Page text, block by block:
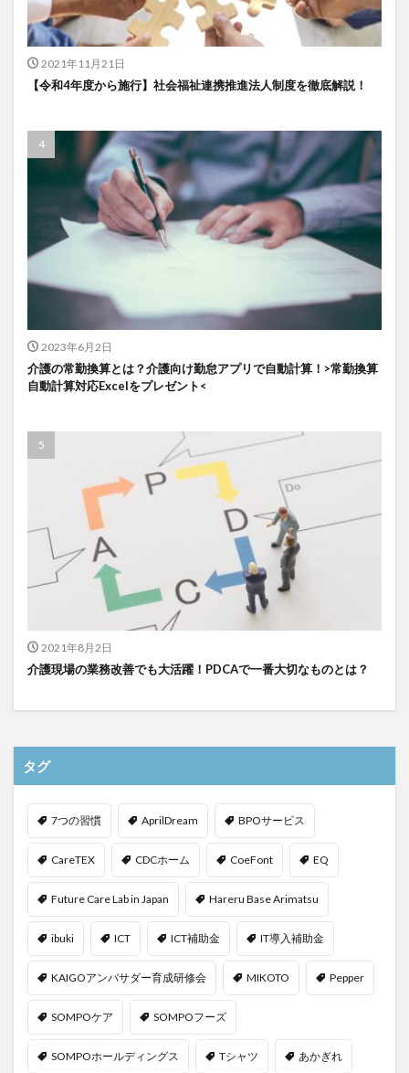
2021年11月21日
【令和4年度から施行】社会福祉連携推進法人制度を徹底解説！
2023年6月2日
介護の常勤換算とは？介護向け勤怠アプリで自動計算！>常勤換算
自動計算対応Excelをプレゼント<
2021年8月2日
介護現場の業務改善でも大活躍！PDCAで一番大切なものとは？
タグ
7つの習慣 AprilDream BPOサービス
CareTEX CDCホーム CoeFont EQ
Future Care Lab in Japan Hareru Base Arimatsu
ibuki ICT ICT補助金 IT導入補助金
KAIGOアンバサダー育成研修会 MIKOTO Pepper
SOMPOケア SOMPOフーズ
SOMPOホールディングス Tシャツ あかぎれ
一般社団法人全国介護支援協会 上着
乾燥対策
予防
事業運営 人事考課
人事評価
人員配置基準
ダレタメすぎと
タレントマネジメント
チーム
チームビルディング
チームを育む
チーム力
チアケアズ
ちぎっ手アート
ちぎり絵
つながって！MIRAI
デイサービス
デジタルの日
ナノファイバーマスク
ハビットトラッカー
パラマウントベッド
ハレルベースアリマツ
ハンドソープ
ビジネスマインド
ビジネス哲学
検索